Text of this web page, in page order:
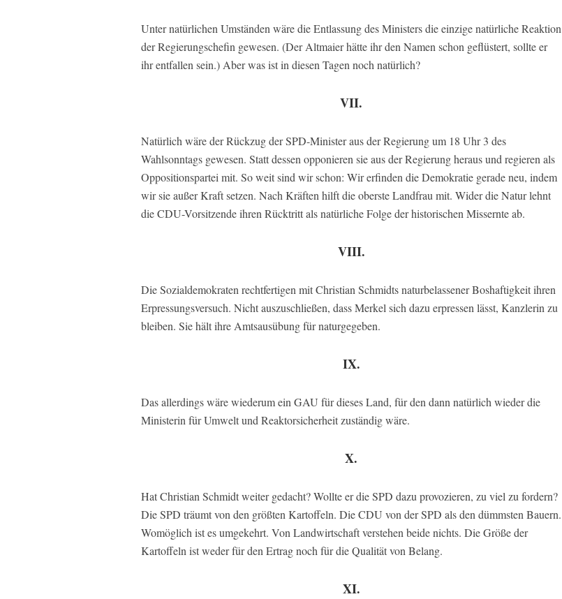
Unter natürlichen Umständen wäre die Entlassung des Ministers die einzige natürliche Reaktion
der Regierungschefin gewesen. (Der Altmaier hätte ihr den Namen schon geflüstert, sollte er
ihr entfallen sein.) Aber was ist in diesen Tagen noch natürlich?
VII.
Natürlich wäre der Rückzug der SPD-Minister aus der Regierung um 18 Uhr 3 des
Wahlsonntags gewesen. Statt dessen opponieren sie aus der Regierung heraus und regieren als
Oppositionspartei mit. So weit sind wir schon: Wir erfinden die Demokratie gerade neu, indem
wir sie außer Kraft setzen. Nach Kräften hilft die oberste Landfrau mit. Wider die Natur lehnt
die CDU-Vorsitzende ihren Rücktritt als natürliche Folge der historischen Missernte ab.
VIII.
Die Sozialdemokraten rechtfertigen mit Christian Schmidts naturbelassener Boshaftigkeit ihren
Erpressungsversuch. Nicht auszuschließen, dass Merkel sich dazu erpressen lässt, Kanzlerin zu
bleiben. Sie hält ihre Amtsausübung für naturgegeben.
IX.
Das allerdings wäre wiederum ein GAU für dieses Land, für den dann natürlich wieder die
Ministerin für Umwelt und Reaktorsicherheit zuständig wäre.
X.
Hat Christian Schmidt weiter gedacht? Wollte er die SPD dazu provozieren, zu viel zu fordern?
Die SPD träumt von den größten Kartoffeln. Die CDU von der SPD als den dümmsten Bauern.
Womöglich ist es umgekehrt. Von Landwirtschaft verstehen beide nichts. Die Größe der
Kartoffeln ist weder für den Ertrag noch für die Qualität von Belang.
XI.